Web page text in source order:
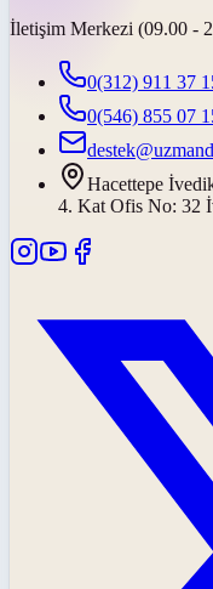
İletişim Merkezi (09.00 -
0(312) 911 37
0(546) 855 07
Hacettepe
4. Kat Ofis No: 32